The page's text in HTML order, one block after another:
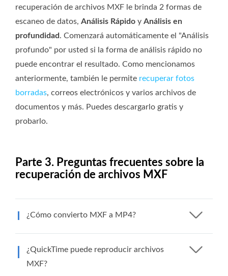
recuperación de archivos MXF le brinda 2 formas de
escaneo de datos, Análisis Rápido y Análisis en
profundidad. Comenzará automáticamente el "Análisis
profundo" por usted si la forma de análisis rápido no
puede encontrar el resultado. Como mencionamos
anteriormente, también le permite recuperar fotos
borradas, correos electrónicos y varios archivos de
documentos y más. Puedes descargarlo gratis y
probarlo.
Parte 3. Preguntas frecuentes sobre la
recuperación de archivos MXF
¿Cómo convierto MXF a MP4?
¿QuickTime puede reproducir archivos
MXF?